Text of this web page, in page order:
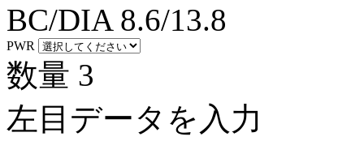
BC/DIA 8.6/13.8
PWR
数量 3
左目データを入力